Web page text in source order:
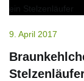
9. April 2017